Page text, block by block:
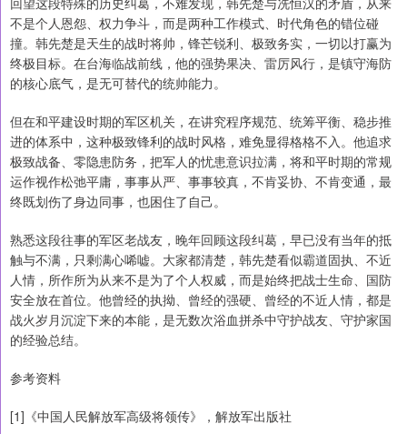
不是个人恩怨、权力争斗，而是两种工作模式、时代角色的错位碰
撞。韩先楚是天生的战时将帅，锋芒锐利、极致务实，一切以打赢为
终极目标。在台海临战前线，他的强势果决、雷厉风行，是镇守海防
的核心底气，是无可替代的统帅能力。
但在和平建设时期的军区机关，在讲究程序规范、统筹平衡、稳步推
进的体系中，这种极致锋利的战时风格，难免显得格格不入。他追求
极致战备、零隐患防务，把军人的忧患意识拉满，将和平时期的常规
运作视作松弛平庸，事事从严、事事较真，不肯妥协、不肯变通，最
终既划伤了身边同事，也困住了自己。
熟悉这段往事的军区老战友，晚年回顾这段纠葛，早已没有当年的抵
触与不满，只剩满心唏嘘。大家都清楚，韩先楚看似霸道固执、不近
人情，所作所为从来不是为了个人权威，而是始终把战士生命、国防
安全放在首位。他曾经的执拗、曾经的强硬、曾经的不近人情，都是
战火岁月沉淀下来的本能，是无数次浴血拼杀中守护战友、守护家国
的经验总结。
参考资料
[1]《中国人民解放军高级将领传》，解放军出版社